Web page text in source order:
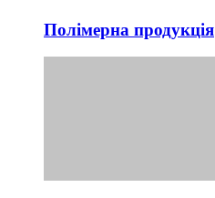
Полімерна продукція